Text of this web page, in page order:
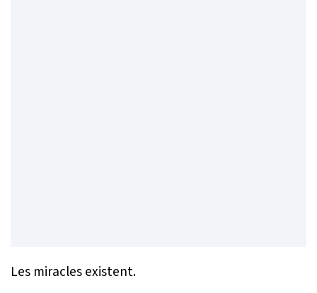
Les miracles existent.